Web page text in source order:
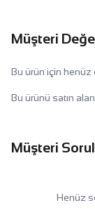
Müşteri
Bu ürün için henüz
Bu ürünü satın
Müşteri
Henüz